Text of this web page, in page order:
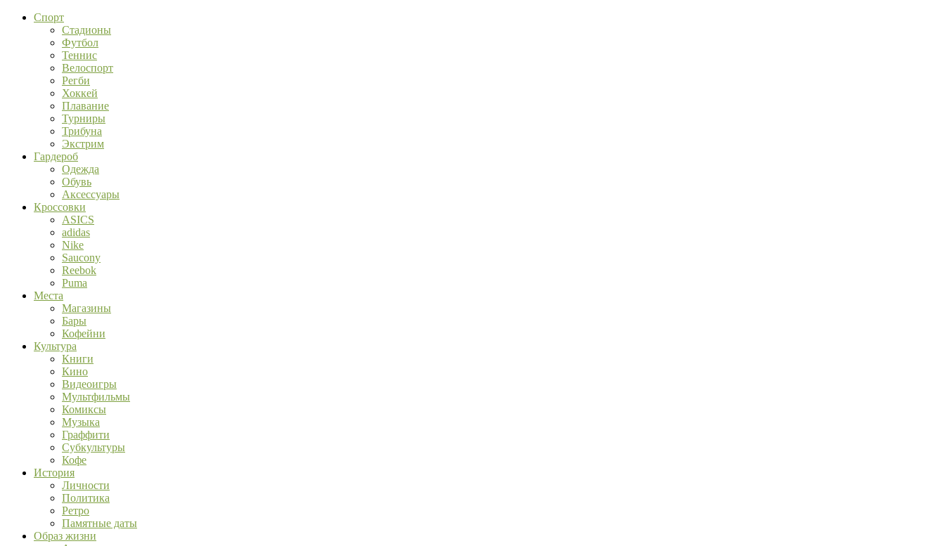
Спорт
Стадионы
Футбол
Теннис
Велоспорт
Регби
Хоккей
Плавание
Турниры
Трибуна
Экстрим
Гардероб
Одежда
Обувь
Аксессуары
Кроссовки
ASICS
adidas
Nike
Saucony
Reebok
Puma
Места
Магазины
Бары
Кофейни
Культура
Книги
Кино
Видеоигры
Мультфильмы
Комиксы
Музыка
Граффити
Субкультуры
Кофе
История
Личности
Политика
Ретро
Памятные даты
Образ жизни